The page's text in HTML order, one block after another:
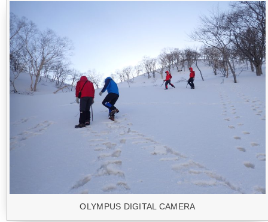
OLYMPUS DIGITAL CAMERA